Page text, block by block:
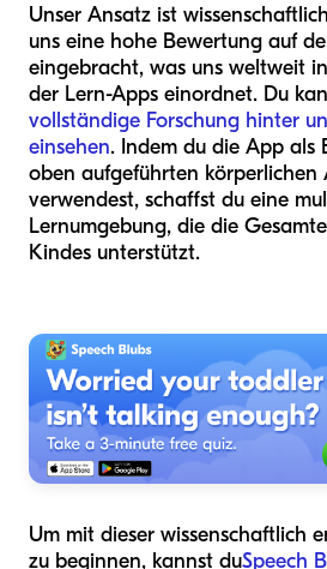
Unser Ansatz ist
uns eine hohe Bewertung auf
eingebracht, was uns weltweit
der Lern-Apps einordnet. Du
vollständige Forschung hinter
einsehen. Indem du die App als
oben aufgeführten
verwendest, schaffst du eine
Lernumgebung, die die
Kindes unterstützt.
Um mit dieser wissenschaftlich
zu beginnen, kannst duSpeech